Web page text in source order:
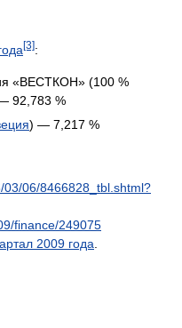
[3]:
«ВЕСТКОН» (100 %
92,783 %
) — 7,217 %
06/8466828_tbl.shtml?
finance/249075
2009 года